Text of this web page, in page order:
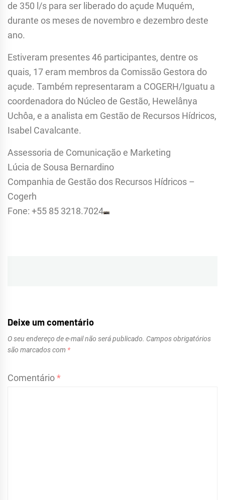
de 350 l/s para ser liberado do açude Muquém,
durante os meses de novembro e dezembro deste
ano.
Estiveram presentes 46 participantes, dentre os
quais, 17 eram membros da Comissão Gestora do
açude. Também representaram a COGERH/Iguatu a
coordenadora do Núcleo de Gestão, Hewelânya
Uchôa, e a analista em Gestão de Recursos Hídricos,
Isabel Cavalcante.
Assessoria de Comunicação e Marketing
Lúcia de Sousa Bernardino
Companhia de Gestão dos Recursos Hídricos –
Cogerh
Fone: +55 85 3218.7024
Post
Deixe um comentário
O seu endereço de e-mail não será publicado. Campos obrigatórios
são marcados com *
Comentário*